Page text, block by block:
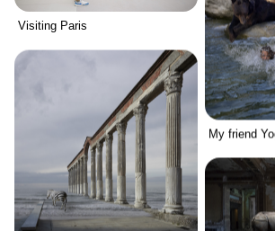
Visiting Paris
My friend